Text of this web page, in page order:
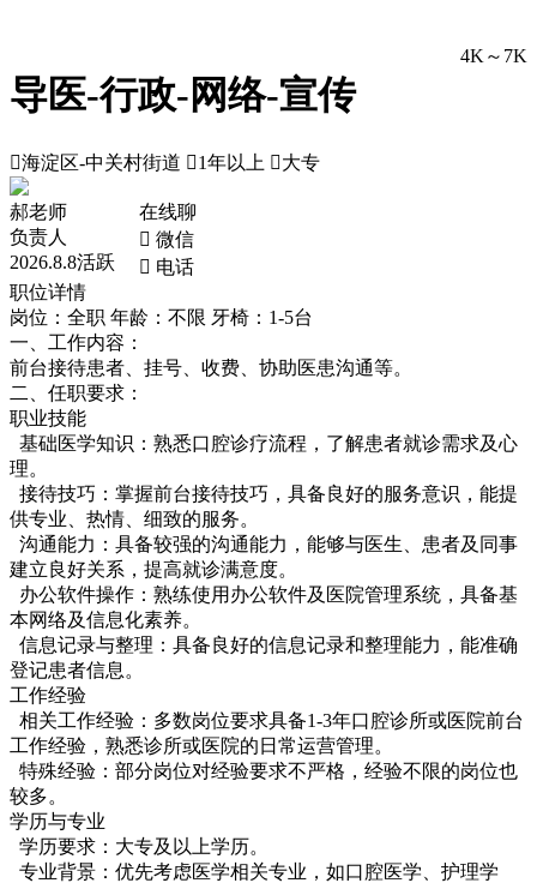
导医-行政-网络-宣传
4K～7K
海淀区-中关村街道 1年以上 大专
郝老师
负责人
2026.8.8活跃
在线聊
 微信
 电话
职位详情
岗位：全职 年龄：不限 牙椅：1-5台
一、工作内容：
前台接待患者、挂号、收费、协助医患沟通等。
二、任职要求：
职业技能
基础医学知识：熟悉口腔诊疗流程，了解患者就诊需求及心
理。
接待技巧：掌握前台接待技巧，具备良好的服务意识，能提
供专业、热情、细致的服务。
沟通能力：具备较强的沟通能力，能够与医生、患者及同事
建立良好关系，提高就诊满意度。
办公软件操作：熟练使用办公软件及医院管理系统，具备基
本网络及信息化素养。
信息记录与整理：具备良好的信息记录和整理能力，能准确
登记患者信息。
工作经验
相关工作经验：多数岗位要求具备1-3年口腔诊所或医院前台
工作经验，熟悉诊所或医院的日常运营管理。
特殊经验：部分岗位对经验要求不严格，经验不限的岗位也
较多。
学历与专业
学历要求：大专及以上学历。
专业背景：优先考虑医学相关专业，如口腔医学、护理学